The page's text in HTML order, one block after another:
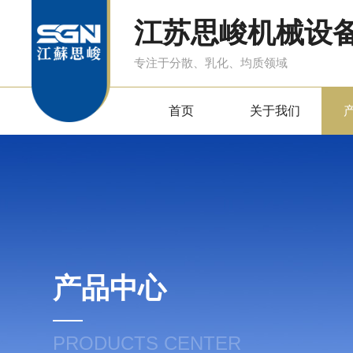
江苏思峻机械设
专注于分散、乳化、均质领域
首页 关于我们
产品中心
PRODUCTS CENTER